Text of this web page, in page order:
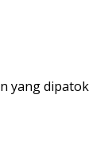
yang dipatok